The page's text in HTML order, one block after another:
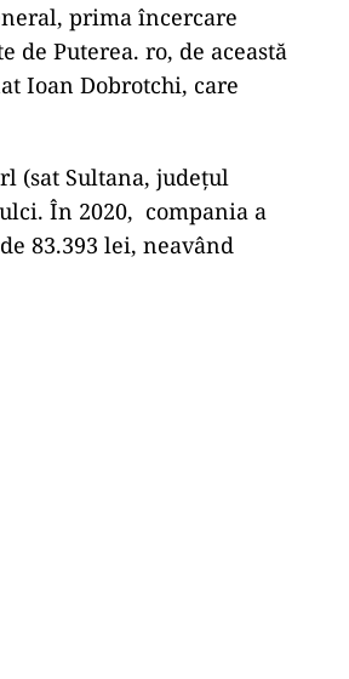
prima încercare
Puterea. ro, de această
Ioan Dobrotchi, care
(sat Sultana, județul
În 2020, compania a
83.393 lei, neavând